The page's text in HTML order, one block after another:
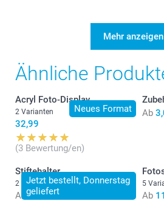
Mehr anzeigen
Ähnliche
Neues Format
Acryl Foto-Display
2 Varianten
32,99
(3 Bewertung/en)
Ab
Jetzt bestellt, Donnerstag
geliefert
Stiftehalter
2 Varianten
Ab 11,90
5
Ab